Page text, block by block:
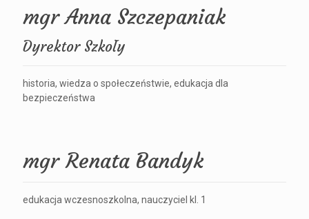
mgr Anna Szczepaniak
Dyrektor Szkoły
historia, wiedza o społeczeństwie, edukacja dla
bezpieczeństwa
mgr Renata Bandyk
edukacja wczesnoszkolna, nauczyciel kl. 1